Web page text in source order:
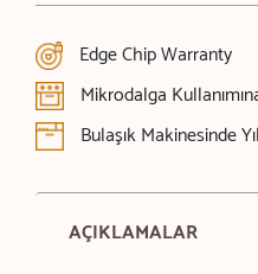
Edge Chip Warranty
Mikrodalga
Bulaşık Makinesinde
AÇIKLAMALAR